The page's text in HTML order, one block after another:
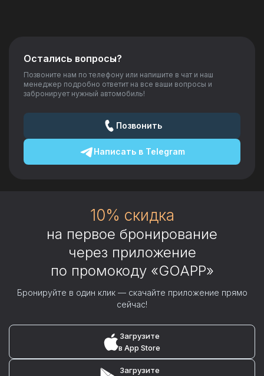
Остались вопросы?
Позвоните нам по телефону или напишите в чат и наш
менеджер подробно ответит на все ваши вопросы и
забронирует нужный автомобиль!
Позвонить
Написать вTelegram
10% скидка
на первое бронирование
через приложение
по промокоду «GOAPP»
Бронируйте в один клик — скачайте приложение прямо
сейчас!
Загрузите
в App Store
Загрузите